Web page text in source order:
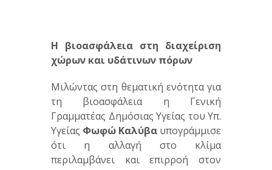
Η βιοασφάλεια στη διαχείριση
χώρων και υδάτινων πόρων
Μιλώντας στη θεματική ενότητα για
τη βιοασφάλεια η Γενική
Γραμματέας Δημόσιας Υγείας του Υπ.
Υγείας Φωφώ Καλύβα υπογράμμισε
ότι η αλλαγή στο κλίμα
περιλαμβάνει και επιρροή στον